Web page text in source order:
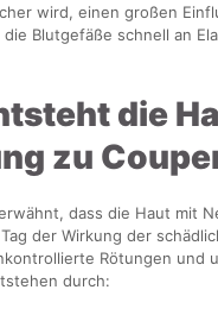
wird, einen großen
die Blutgefäße schnell an
die
zu
dass die Haut mit
der Wirkung der
Rötungen und
durch: